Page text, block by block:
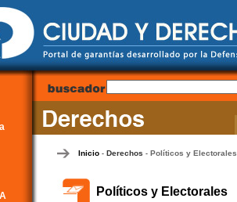
Inicio- Derechos - Políticos y Electorales
Políticos y Electorales